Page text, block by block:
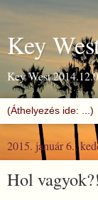
Key
Key West
2015. január 6.,
Hol vagyok?!